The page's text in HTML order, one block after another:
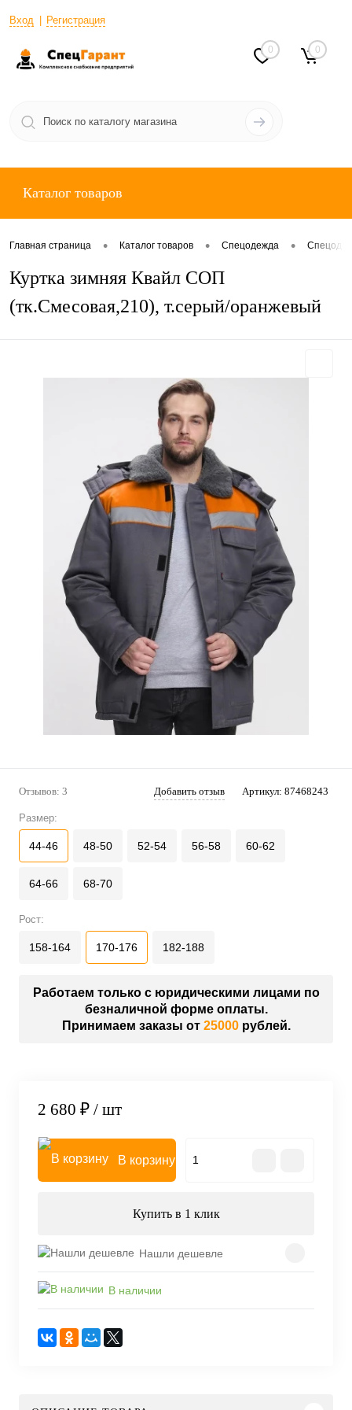
Вход Регистрация
0 0
Каталог товаров
Главная страница • Каталог товаров • Спецодежда •
Куртка зимняя Квайл СОП
(тк.Смесовая,210), т.серый/оранжевый
Отзывов: 3 Добавить отзыв Артикул: 87468243
Размер:
44-46 48-50 52-54 56-58 60-62
64-66 68-70
Рост:
158-164 170-176 182-188
Работаем только с юридическими лицами по
безналичной форме оплаты.
Принимаем заказы от 25000рублей.
2 680 ₽ / шт
В корзину
Купить в 1 клик
Нашли дешевле
В наличии